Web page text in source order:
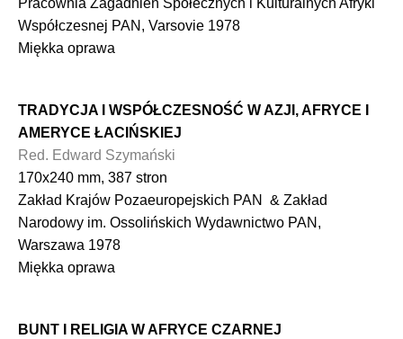
Pracownia Zagadnień Społecznych i Kulturalnych Afryki
Współczesnej PAN, Varsovie 1978
Miękka oprawa
TRADYCJA I WSPÓŁCZESNOŚĆ W AZJI, AFRYCE I
AMERYCE ŁACIŃSKIEJ
Red. Edward Szymański
170x240 mm, 387 stron
Zakład Krajów Pozaeuropejskich PAN & Zakład
Narodowy im. Ossolińskich Wydawnictwo PAN,
Warszawa 1978
Miękka oprawa
BUNT I RELIGIA W AFRYCE CZARNEJ